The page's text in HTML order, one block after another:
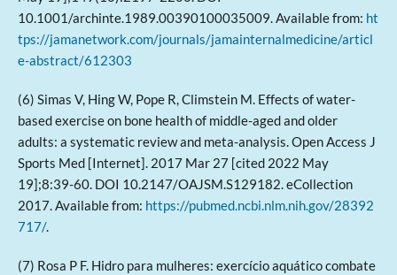
10.1001/archinte.1989.00390100035009. Available from: ht
tps://jamanetwork.com/journals/jamainternalmedicine/articl
e-abstract/612303
(6) Simas V, Hing W, Pope R, Climstein M. Effects of water-
based exercise on bone health of middle-aged and older
adults: a systematic review and meta-analysis. Open Access J
Sports Med [Internet]. 2017 Mar 27 [cited 2022 May
19];8:39-60. DOI 10.2147/OAJSM.S129182. eCollection
2017. Available from: https://pubmed.ncbi.nlm.nih.gov/28392
717/.
(7) Rosa P F. Hidro para mulheres: exercício aquático combate